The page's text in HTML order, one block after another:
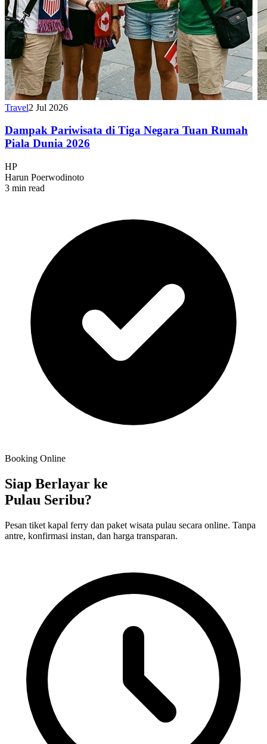
Travel2 Jul 2026
Dampak Pariwisata di Tiga Negara Tuan Rumah
Piala Dunia 2026
HP
Harun Poerwodinoto
3 min read
Booking Online
Siap Berlayar ke
Pulau Seribu?
Pesan tiket kapal ferry dan paket wisata pulau secara online. Tanpa
antre, konfirmasi instan, dan harga transparan.